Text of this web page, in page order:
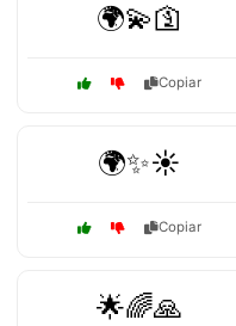
🌍💫🛐
Copiar
🌍✨☀️
Copiar
🌟🌈🙏